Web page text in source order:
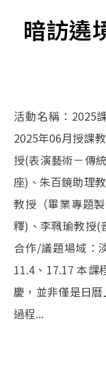
暗訪遶
活動名稱：2025課程合展｜淡味創生見里山日期時間：
2025年06月授課
授(表演藝術－傳
座)、朱百鏡助理
教授（畢業專題
釋)、李珮瑜教授(
合作/議題場域：
11.4、17.17 本課
慶，並非僅是日
過程...